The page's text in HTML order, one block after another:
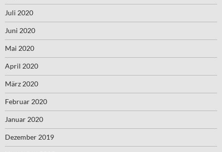
Juli 2020
Juni 2020
Mai 2020
April 2020
März 2020
Februar 2020
Januar 2020
Dezember 2019